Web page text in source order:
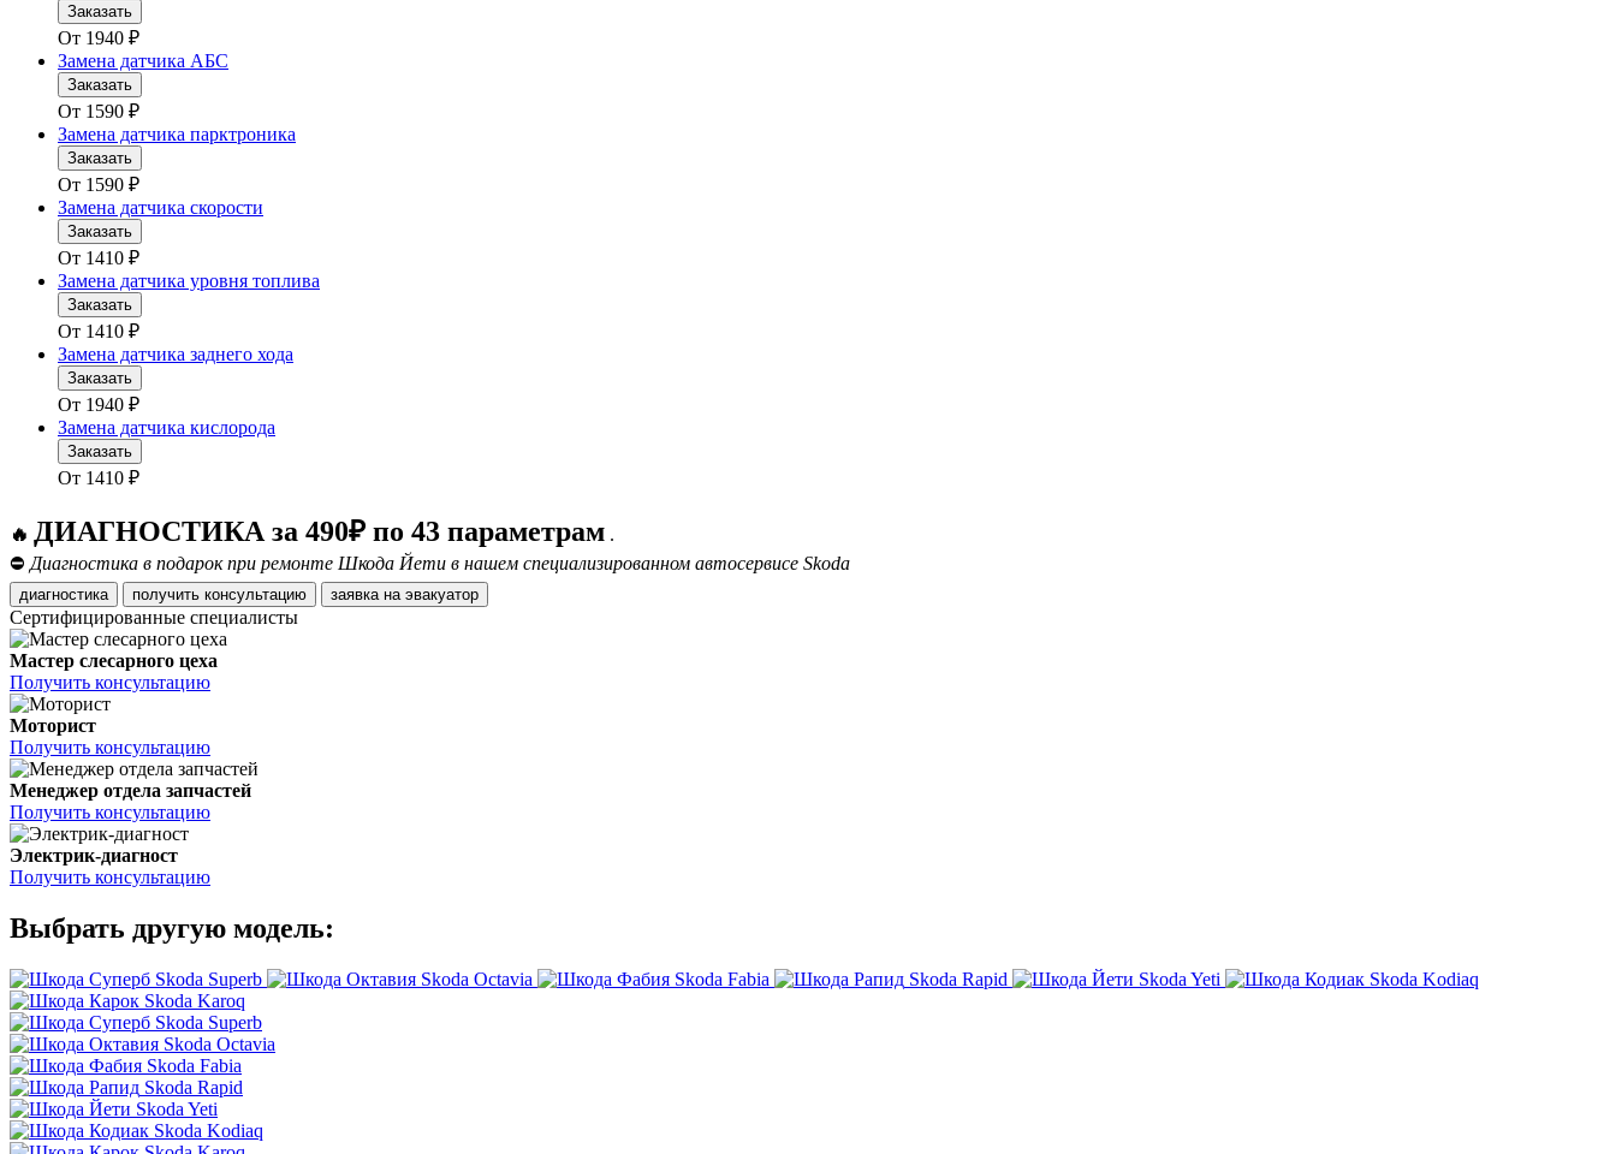
Заказать
От 1940 ₽
Замена датчика АБС
Заказать
От 1590 ₽
Замена датчика парктроника
Заказать
От 1590 ₽
Замена датчика скорости
Заказать
От 1410 ₽
Замена датчика уровня топлива
Заказать
От 1410 ₽
Замена датчика заднего хода
Заказать
От 1940 ₽
Замена датчика кислорода
Заказать
От 1410 ₽
🔥 ДИАГНОСТИКА за 490₽ по 43 параметрам .
⛔ Диагностика в подарок при ремонте Шкода Йети в нашем специализированном автосервисе Skoda
диагностика получить консультацию заявка на эвакуатор
Сертифицированные специалисты
Мастер слесарного цеха
Получить консультацию
Моторист
Получить консультацию
Менеджер отдела запчастей
Получить консультацию
Электрик-диагност
Получить консультацию
Выбрать другую модель:
Skoda Superb Skoda Octavia Skoda Fabia Skoda Rapid Skoda Yeti
Skoda Kodiaq
Skoda Karoq
Skoda Superb
Skoda Octavia
Skoda Fabia
Skoda Rapid
Skoda Yeti
Skoda Kodiaq